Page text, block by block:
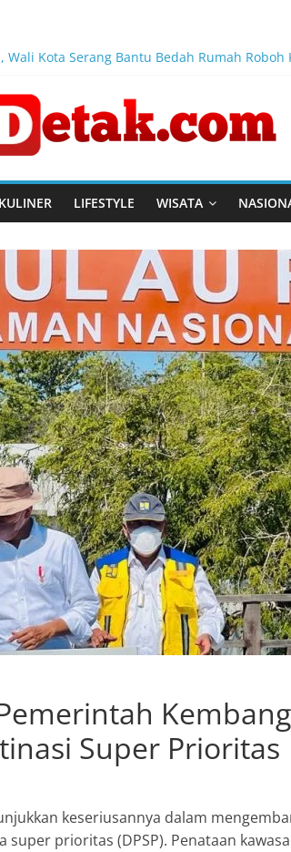
Wali Kota Serang Bantu Bedah Rumah
Soroti Minimnya Faktor Keamanan
Persaudaraan Manusia, Megawati
di NTT, Ahmad Ali: Karya dan
KULINER LIFESTYLE WISATA
Super Prioritas
keseriusannya dalam
super prioritas (DPSP). Penataan